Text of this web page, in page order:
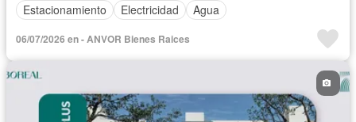
Estacionamiento
Electricidad Agua
06/07/2026 en - ANVOR Bienes Raices